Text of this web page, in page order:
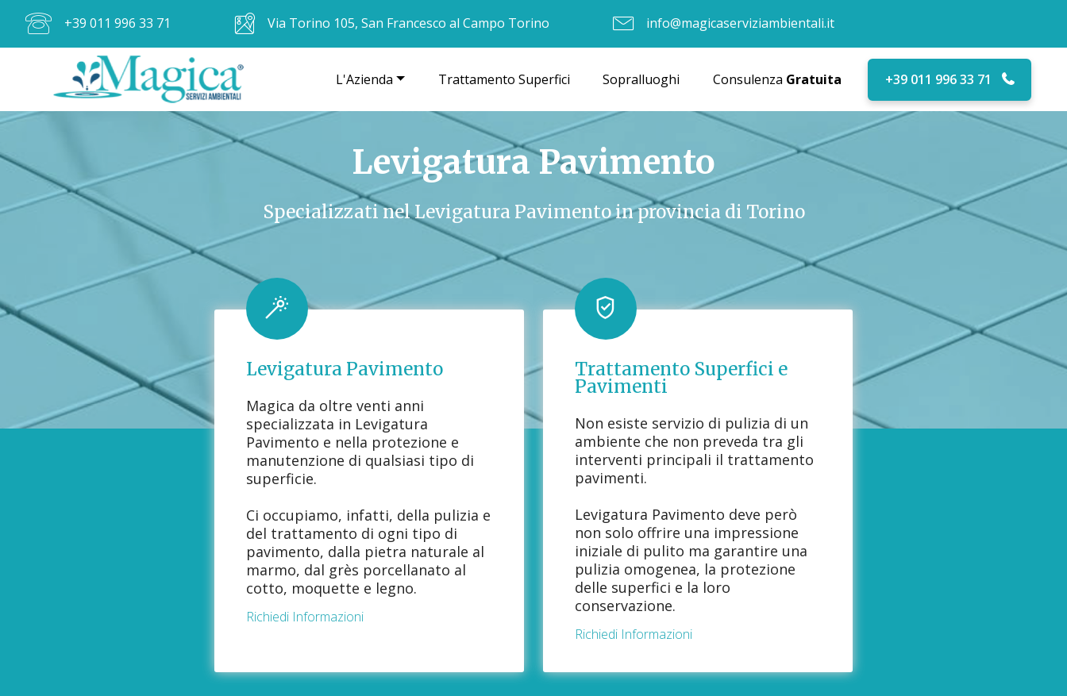
+39 011 996 33 71 Via Torino 105, San Francesco al Campo Torino info@magicaserviziambientali.it
L'Azienda Trattamento Superfici Sopralluoghi Consulenza Gratuita +39 011 996 33 71
Levigatura Pavimento
Specializzati nel Levigatura Pavimento in provincia di Torino
Levigatura Pavimento
Magica da oltre venti anni
specializzata in Levigatura
Pavimento e nella protezione e
manutenzione di qualsiasi tipo di
superficie.
Ci occupiamo, infatti, della pulizia e
del trattamento di ogni tipo di
pavimento, dalla pietra naturale al
marmo, dal grès porcellanato al
cotto, moquette e legno.
Richiedi Informazioni
Trattamento Superfici e
Pavimenti
Non esiste servizio di pulizia di un
ambiente che non preveda tra gli
interventi principali il trattamento
pavimenti.
Levigatura Pavimento deve però
non solo offrire una impressione
iniziale di pulito ma garantire una
pulizia omogenea, la protezione
delle superfici e la loro
conservazione.
Richiedi Informazioni